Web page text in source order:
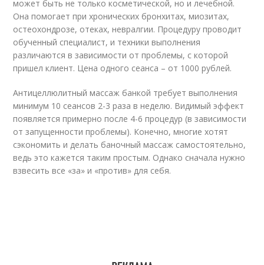
может быть не только косметической, но и лечебной.
Она помогает при хронических бронхитах, миозитах,
остеохондрозе, отеках, невралгии. Процедуру проводит
обученный специалист, и техники выполнения
различаются в зависимости от проблемы, с которой
пришел клиент. Цена одного сеанса – от 1000 рублей.
Антицеллюлитный массаж банкой требует выполнения
минимум 10 сеансов 2-3 раза в неделю. Видимый эффект
появляется примерно после 4-6 процедур (в зависимости
от запущенности проблемы). Конечно, многие хотят
сэкономить и делать баночный массаж самостоятельно,
ведь это кажется таким простым. Однако сначала нужно
взвесить все «за» и «против» для себя.